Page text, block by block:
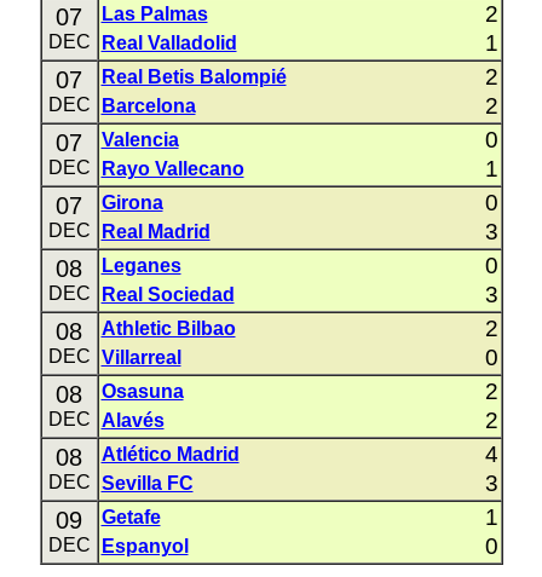
07
DEC
Las Palmas 2
Real Valladolid 1
07
DEC
Real Betis Balompié 2
Barcelona 2
07
DEC
Valencia 0
Rayo Vallecano 1
07
DEC
Girona 0
Real Madrid 3
08
DEC
Leganes 0
Real Sociedad 3
08
DEC
Athletic Bilbao 2
Villarreal 0
08
DEC
Osasuna 2
Alavés 2
08
DEC
Atlético Madrid 4
Sevilla FC 3
09
DEC
Getafe 1
Espanyol 0